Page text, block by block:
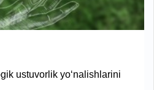
ustuvorlik yo‘nalishlarini